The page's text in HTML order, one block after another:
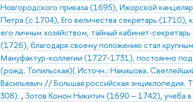
Новгородского приказа (1695), Ижорской
Петра (с 1704), Его величества секретарь (1710),
его личным хозяйством, тайный кабинет-
(1726), благодаря своему положению стал
Мануфактур-коллегии (1727-1731), постоянно
(рожд. Топильская)( Источн.: Накишова.
Васильевич // Большая российская
308). ,Зотов Конон Никитич (1690 – 1742), учеба